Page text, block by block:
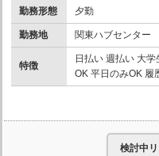
勤務形態 夕勤
勤務地 関東ハブセンター
特徴
日払い 週払い 大
OK 平日のみOK 履
検討中